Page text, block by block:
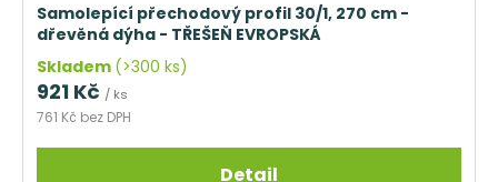
Samolepící přechodový profil 30/1, 270 cm -
dřevěná dýha - TŘEŠEŇ EVROPSKÁ
Skladem (>300 ks)
761 Kč bez DPH
921 Kč / ks
Detail